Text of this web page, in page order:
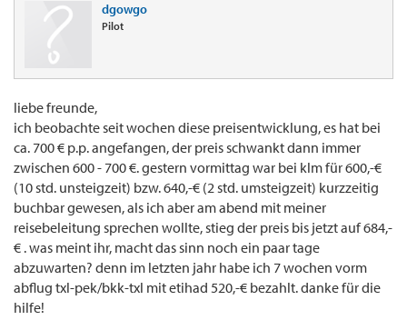
dgowgo
Pilot
liebe freunde,
ich beobachte seit wochen diese preisentwicklung, es hat bei
ca. 700 € p.p. angefangen, der preis schwankt dann immer
zwischen 600 - 700 €. gestern vormittag war bei klm für 600,-€
(10 std. unsteigzeit) bzw. 640,-€ (2 std. umsteigzeit) kurzzeitig
buchbar gewesen, als ich aber am abend mit meiner
reisebeleitung sprechen wollte, stieg der preis bis jetzt auf 684,-
€ . was meint ihr, macht das sinn noch ein paar tage
abzuwarten? denn im letzten jahr habe ich 7 wochen vorm
abflug txl-pek/bkk-txl mit etihad 520,-€ bezahlt. danke für die
hilfe!